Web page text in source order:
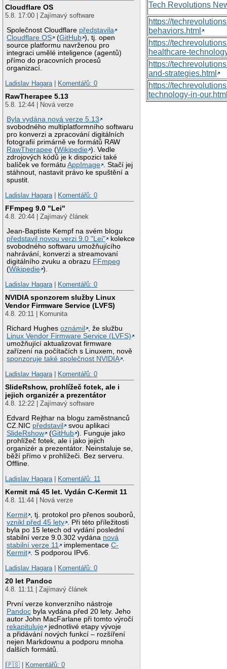
Cloudflare OS
5.8. 17:00 | Zajímavý software
Společnost Cloudflare představila
Cloudflare OS
(GitHub ), tj. open
source platformu navrženou pro
integraci umělé inteligence (agentů)
přímo do pracovních procesů
organizací.
Ladislav Hagara
Komentářů: 0
RawTherapee 5.13
5.8. 12:44 | Nová verze
Byla vydána nová verze 5.13
svobodného multiplatformního softwaru
pro konverzi a zpracování digitálních
fotografií primárně ve formátů RAW
RawTherapee (Wikipedie ). Vedle
zdrojových kódů je k dispozici také
balíček ve formátuAppImage . Stačí jej
stáhnout, nastavit právo ke spuštění a
spustit.
Ladislav Hagara
Komentářů: 0
FFmpeg 9.0 "Lei"
4.8. 20:44 | Zajímavý článek
Jean-Baptiste Kempf na svém blogu
představil novou verzi 9.0 "Lei"
kolekce
svobodného softwaru umožňujícího
nahrávání, konverzi a streamovaní
digitálního zvuku a obrazu FFmpeg
(Wikipedie ).
Ladislav Hagara
Komentářů: 0
NVIDIA sponzorem služby Linux
Vendor Firmware Service (LVFS)
4.8. 20:11 | Komunita
Richard Hughesoznámil
, že službu
Linux Vendor Firmware Service (LVFS)
umožňující aktualizovat firmware
zařízení na počítačích s Linuxem, nově
sponzoruje také společnost NVIDIA .
Ladislav Hagara | Komentářů: 0
SlideRshow, prohlížeč fotek, ale i
jejich organizér a prezentátor
4.8. 12:22 | Zajímavý software
Edvard Rejthar na blogu zaměstnanců
CZ.NIC představil
svou aplikaci
SlideRshow
(GitHub ). Funguje jako
prohlížeč fotek, ale i jako jejich
organizér a prezentátor. Neinstaluje se,
běží přímo v prohlížeči. Bez serveru.
Offline.
Ladislav Hagara | Komentářů: 11
Kermit má 45 let. Vydán C-Kermit 11
4.8. 11:44 | Nová verze
Kermit , tj. protokol pro přenos souborů,
vznikl před 45 lety . Při této příležitosti
byla po 15 letech od vydání poslední
stabilní verze 9.0.302 vydána nová
stabilní verze 11
implementaceC-
Kermit . S podporou IPv6.
Ladislav Hagara | Komentářů: 0
20 let Pandoc
4.8. 11:11 | Zajímavý článek
První verze konverzního nástroje
Pandoc byla vydána před 20 lety. Jeho
autor John MacFarlane při tomto výročí
rekapituluje
jednotlivé etapy vývoje
a přidávání nových funkcí – rozšíření
nejen Markdownu a podporu mnoha
dalších formátů.
|🇵🇸 | Komentářů: 0
Tech Revolutions
https://
behaviors.html
https://
healthcare-
https://
and-strategies.html
https://
technology-in-